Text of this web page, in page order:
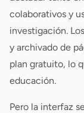
colaborativos y
investigación.
y archivado de
plan gratuito, lo
educación.
Pero la interfaz